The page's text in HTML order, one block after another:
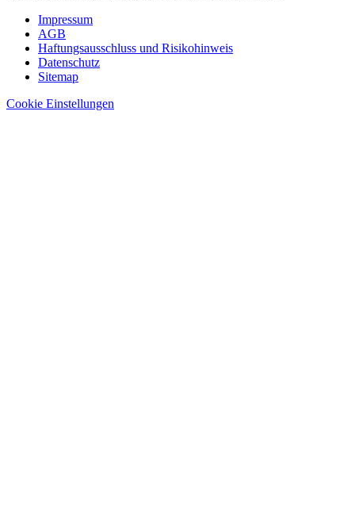
Impressum
AGB
Haftungsausschluss und Risikohinweis
Datenschutz
Sitemap
Cookie Einstellungen